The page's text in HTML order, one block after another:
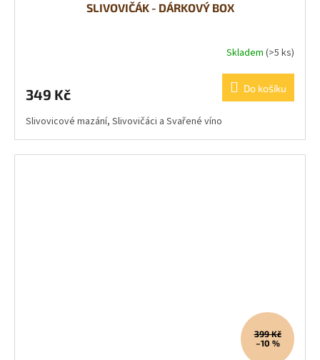
SLIVOVIČÁK - DÁRKOVÝ BOX
Skladem (>5 ks)
349 Kč Do košíku
Slivovicové mazání, Slivovičáci a Svařené víno
399 Kč
–10 %